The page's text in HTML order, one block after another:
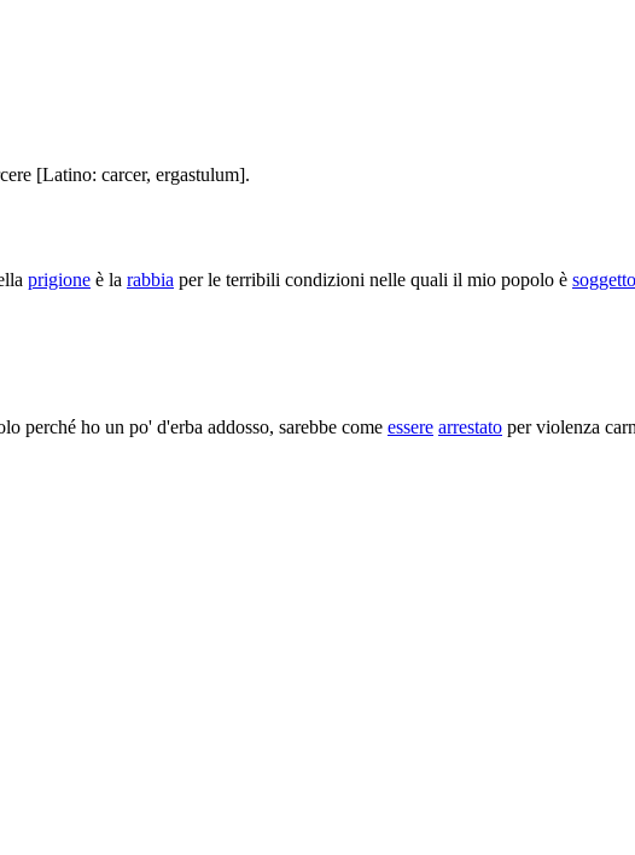
[Latino: carcer, ergastulum].
prigione è la rabbia per le terribili condizioni nelle quali il mio popolo è soggetto
perché ho un po' d'erba addosso, sarebbe come essere arrestato per violenza